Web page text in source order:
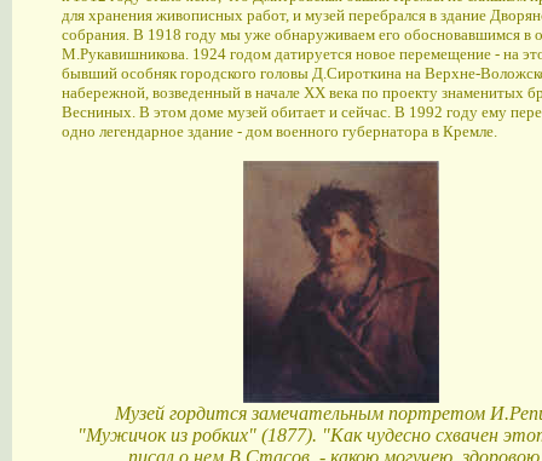
для хранения живописных работ, и музей перебрался в здание
собрания. В 1918 году мы уже обнаруживаем его обосновавшимся в
М.Рукавишникова. 1924 годом датируется новое перемещение - на
бывший особняк городского головы Д.Сироткина на Верхне-
набережной, возведенный в начале XX века по проекту знаменитых
Весниных. В этом доме музей обитает и сейчас. В 1992 году ему
одно легендарное здание - дом военного губернатора в Кремле.
Музей гордится замечательным портретом
"Мужичок из робких" (1877). "Как чудесно схвачен
писал о нем В.Стасов, - какою могучею, здоровою